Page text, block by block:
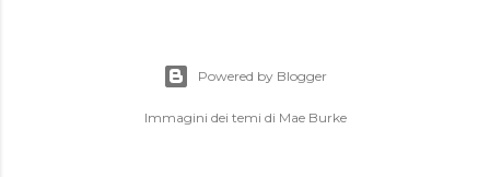
Powered by Blogger
Immagini dei temi di Mae Burke